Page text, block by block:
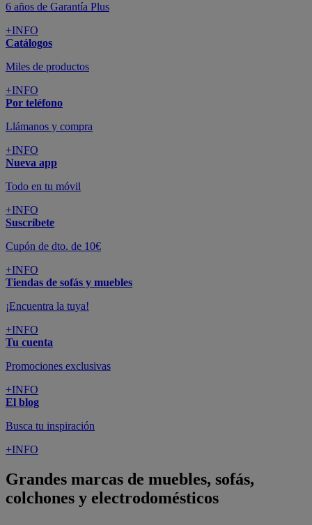
6 años de Garantía Plus
+INFO
Catálogos
Miles de productos
+INFO
Por teléfono
Llámanos y compra
+INFO
Nueva app
Todo en tu móvil
+INFO
Suscríbete
Cupón de dto. de 10€
+INFO
Tiendas de sofás y muebles
¡Encuentra la tuya!
+INFO
Tu cuenta
Promociones exclusivas
+INFO
El blog
Busca tu inspiración
+INFO
Grandes marcas de muebles, sofás,
colchones y electrodomésticos